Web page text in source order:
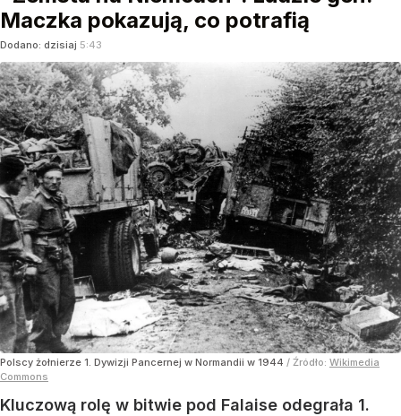
Maczka pokazują, co potrafią
Dodano: dzisiaj 5:43
Polscy żołnierze 1. Dywizji Pancernej w Normandii w 1944 / Źródło: Wikimedia
Commons
Kluczową rolę w bitwie pod Falaise odegrała 1.